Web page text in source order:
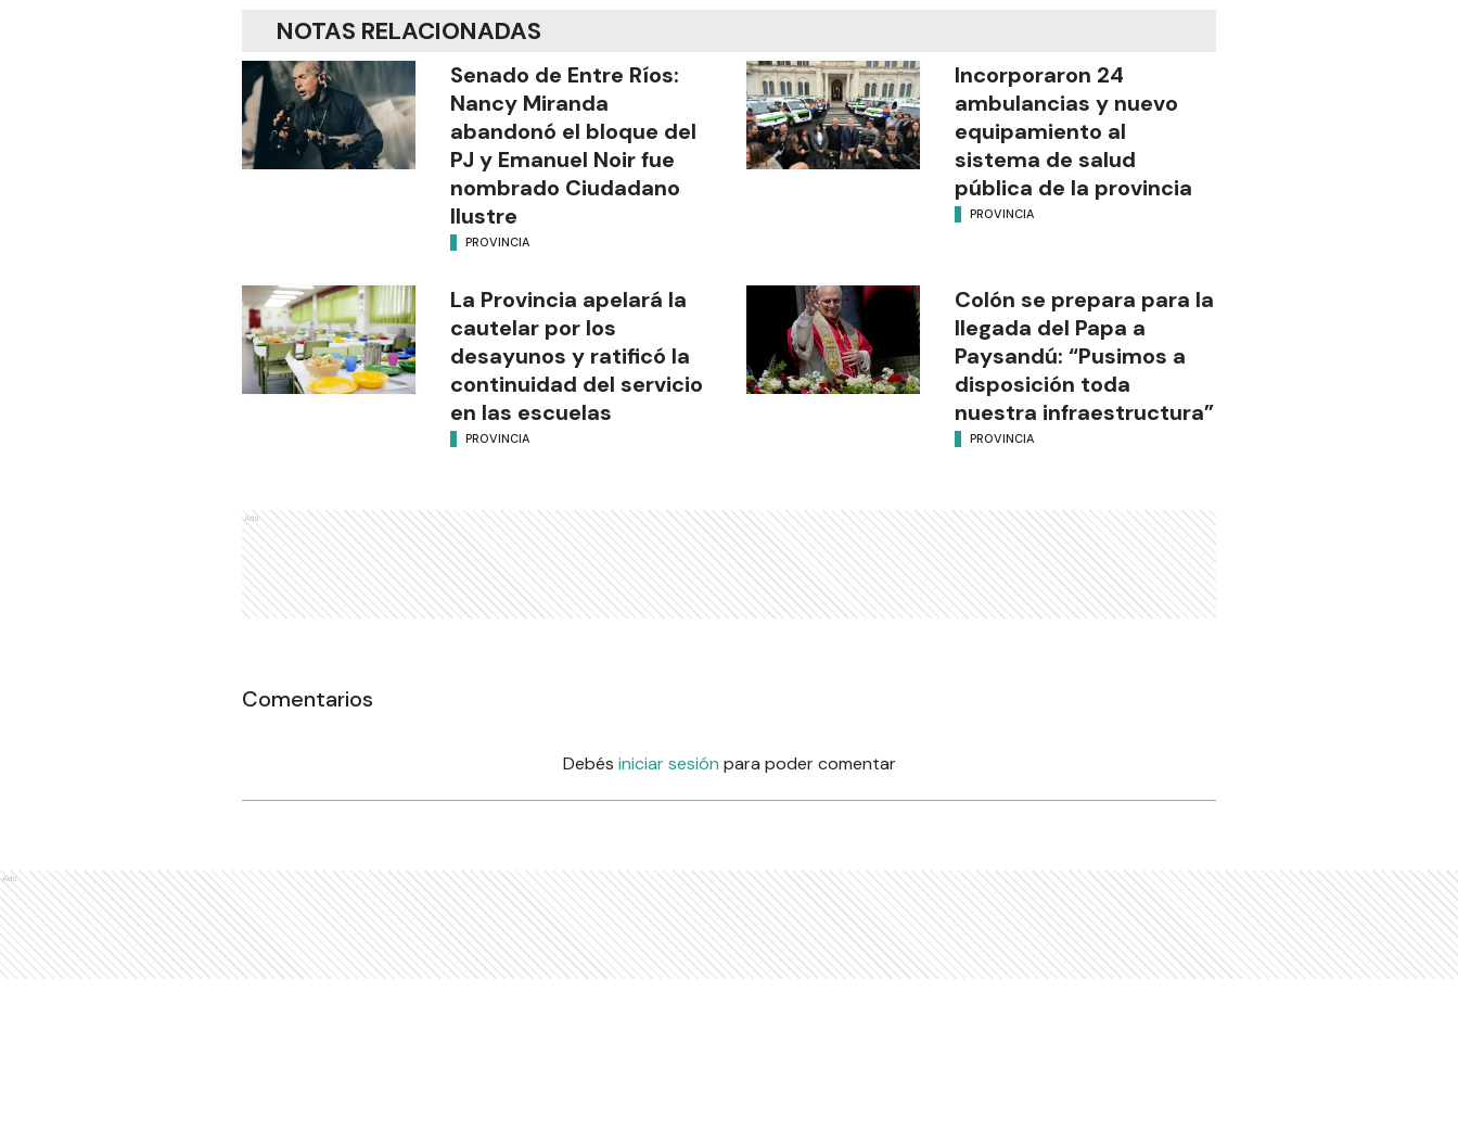
NOTAS RELACIONADAS
Senado de Entre Ríos:
Nancy Miranda
abandonó el bloque del
PJ y Emanuel Noir fue
nombrado Ciudadano
Ilustre
PROVINCIA
Incorporaron 24
ambulancias y nuevo
equipamiento al
sistema de salud
pública de la provincia
PROVINCIA
La Provincia apelará la
cautelar por los
desayunos y ratificó la
continuidad del servicio
en las escuelas
PROVINCIA
Colón se prepara para la
llegada del Papa a
Paysandú: “Pusimos a
disposición toda
nuestra infraestructura”
PROVINCIA
Ads
Comentarios
Debés iniciar sesión para poder comentar
Ads